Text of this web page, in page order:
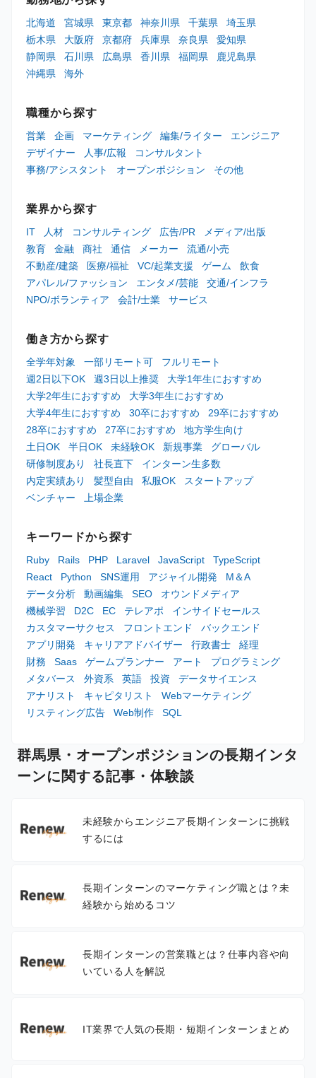
北海道 宮城県 東京都 神奈川県 千葉県
埼玉県
栃木県
大阪府 京都府 兵庫県 奈良県
愛知県
静岡県
石川県 広島県 香川県 福岡県
鹿児島県
沖縄県
海外
職種から探す
営業 企画 マーケティング 編集/ライター
エンジニア
デザイナー
人事/広報
コンサルタント
事務/アシスタント
オープンポジション その他
業界から探す
IT 人材 コンサルティング 広告/PR
メディア/出版
教育
金融 商社 通信 メーカー
流通/小売
不動産/建築
医療/福祉 VC/起業支援 ゲーム
飲食
アパレル/ファッション
エンタメ/芸能
交通/インフラ
NPO/ボランティア
会計/士業 サービス
働き方から探す
全学年対象 一部リモート可
フルリモート
週2日以下OK
週3日以上推奨
大学1年生におすすめ
大学2年生におすすめ
大学3年生におすすめ
大学4年生におすすめ
30卒におすすめ
29卒におすすめ
28卒におすすめ
27卒におすすめ
地方学生向け
土日OK
半日OK 未経験OK 新規事業
グローバル
研修制度あり
社長直下
インターン生多数
内定実績あり
髪型自由 私服OK
スタートアップ
ベンチャー
上場企業
キーワードから探す
Ruby Rails PHP Laravel JavaScript
TypeScript
React
Python SNS運用 アジャイル開発
M＆A
データ分析
動画編集 SEO
オウンドメディア
機械学習
D2C EC テレアポ
インサイドセールス
カスタマーサクセス
フロントエンド
バックエンド
アプリ開発
キャリアアドバイザー 行政書士
経理
財務
Saas ゲームプランナー アート
プログラミング
メタバース
外資系 英語 投資
データサイエンス
アナリスト
キャピタリスト
Webマーケティング
リスティング広告
Web制作 SQL
群馬県・オープンポジションの長期インタ
ーンに関する記事・体験談
未経験からエンジニア長期インターンに挑戦
するには
長期インターンのマーケティング職とは？未
経験から始めるコツ
長期インターンの営業職とは？仕事内容や向
いている人を解説
IT業界で人気の長期・短期インターンまとめ